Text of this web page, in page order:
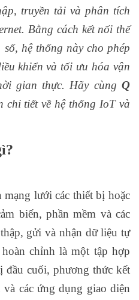
truyền tải và phân tích
Bằng cách kết nối thế
hệ thống này cho phép
khiển và tối ưu hóa vận
gian thực. Hãy cùng Q
chi tiết về hệ thống IoT và
lưới các thiết bị hoặc
biến, phần mềm và các
gửi và nhận dữ liệu tự
chỉnh là một tập hợp
đầu cuối, phương thức kết
các ứng dụng giao diện